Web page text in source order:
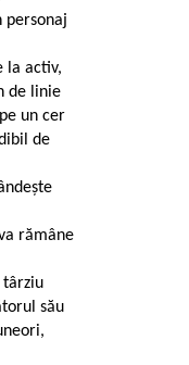
personaj
la activ,
de linie
un cer
de
rămâne
său